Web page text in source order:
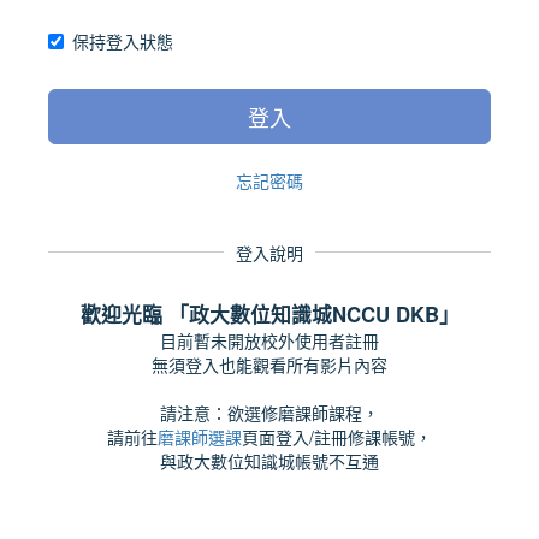
保持登入狀態
登入
忘記密碼
登入說明
歡迎光臨 「政大數位知識城NCCU DKB」
目前暫未開放校外使用者註冊
無須登入也能觀看所有影片內容
請注意：欲選修磨課師課程，
請前往磨課師選課頁面登入/註冊修課帳號，
與政大數位知識城帳號不互通